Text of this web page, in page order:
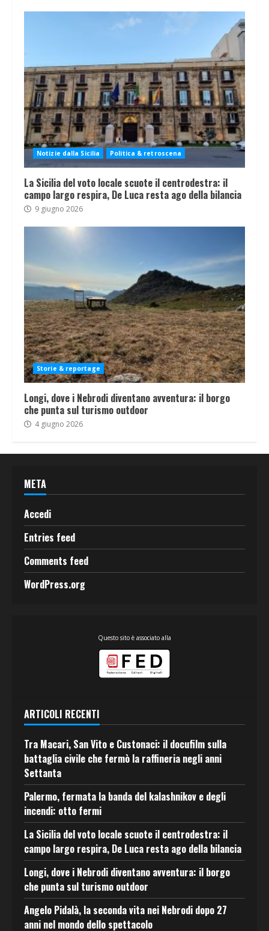
Notizie dalla Sicilia Politica & retroscena
La Sicilia del voto locale scuote il centrodestra: il
campo largo respira, De Luca resta ago della bilancia
9 giugno 2026
Storie & reportage
Longi, dove i Nebrodi diventano avventura: il borgo
che punta sul turismo outdoor
4 giugno 2026
META
Accedi
Entries feed
Comments feed
WordPress.org
Questo sito è associato alla
ARTICOLI RECENTI
Tra Macari, San Vito e Custonaci: il docufilm sulla
battaglia civile che fermò la raffineria negli anni
Settanta
Palermo, fermata la banda del kalashnikov e degli
incendi: otto fermi
La Sicilia del voto locale scuote il centrodestra: il
campo largo respira, De Luca resta ago della bilancia
Longi, dove i Nebrodi diventano avventura: il borgo
che punta sul turismo outdoor
Angelo Pidalà, la seconda vita nei Nebrodi dopo 27
anni nel mondo dello spettacolo